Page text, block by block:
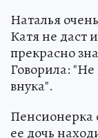
Наталья
Катя не даст
прекрасно
Говорила:
внука".
Пенсионерка
ее дочь